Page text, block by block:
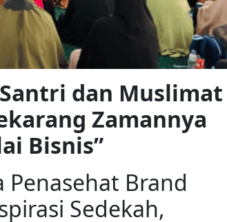
dan Muslimat
Zamannya
Bisnis”
Penasehat Brand
Sedekah,